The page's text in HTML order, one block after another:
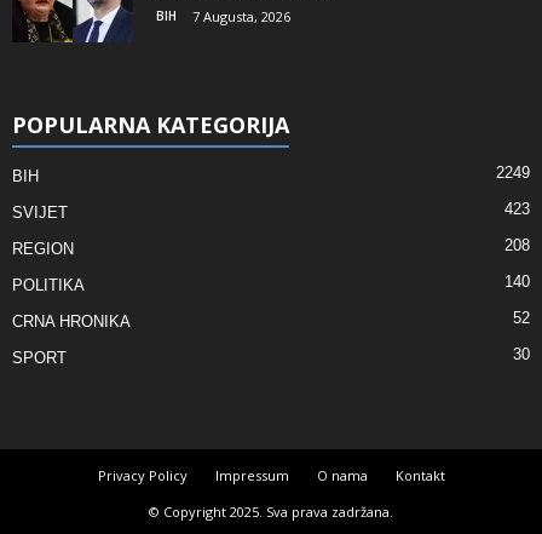
BIH 7 Augusta, 2026
POPULARNA KATEGORIJA
BIH 2249
SVIJET 423
REGION 208
POLITIKA 140
CRNA HRONIKA 52
SPORT 30
Privacy Policy Impressum O nama
Kontakt
© Copyright 2025. Sva prava zadržana.